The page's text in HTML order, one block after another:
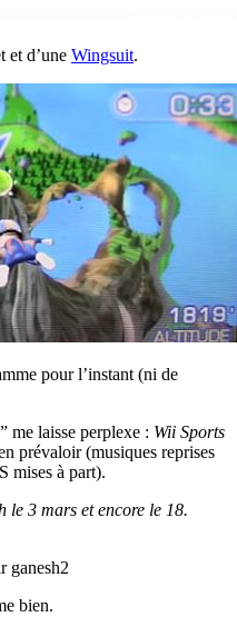
et d’une Wingsuit.
pour l’instant (ni de
me laisse perplexe : Wii Sports
prévaloir (musiques reprises
mises à part).
le 3 mars et encore le 18.
ganesh2
bien.